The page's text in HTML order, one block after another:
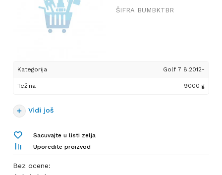
ŠIFRA BUMBKTBR
Kategorija Golf 7 8.2012-
Težina 9000 g
Vidi još
Sacuvajte u listi zelja
Uporedite proizvod
Bez ocene: